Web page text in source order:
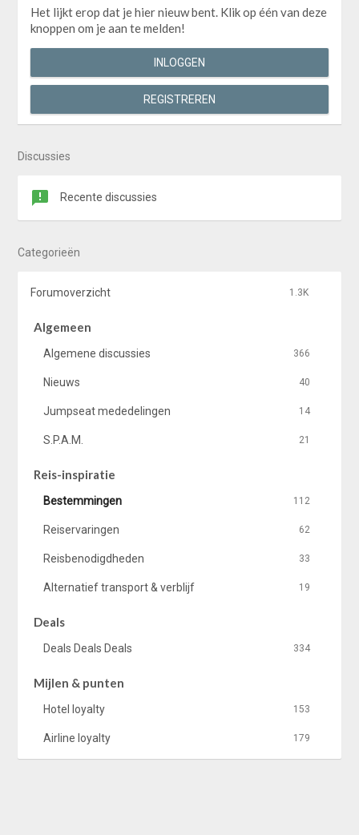
Het lijkt erop dat je hier nieuw bent. Klik op één van deze
knoppen om je aan te melden!
INLOGGEN
REGISTREREN
Discussies
Recente discussies
Categorieën
1.3K
Forumoverzicht
Algemeen
366
Algemene discussies
40
Nieuws
14
Jumpseat mededelingen
21
S.P.A.M.
Reis-inspiratie
112
Bestemmingen
62
Reiservaringen
33
Reisbenodigdheden
19
Alternatief transport & verblijf
Deals
334
Deals Deals Deals
Mijlen & punten
153
Hotel loyalty
179
Airline loyalty